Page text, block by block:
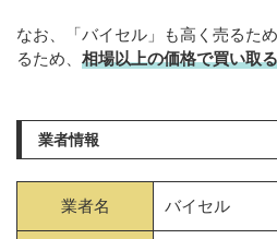
なお、「バイセル」も高く売るた
るため、 相場以上の価格で買い取
業者情報
業者名 バイセル